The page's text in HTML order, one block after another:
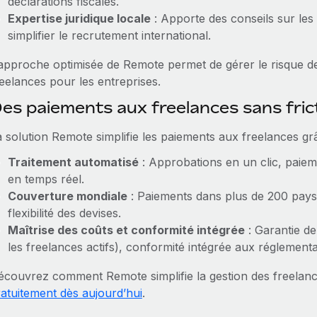
Expertise juridique locale: Apporte des conseils sur
simplifier le recrutement international.
optimisée de Remote permet de gérer le risque
pour les entreprises.
paiements aux freelances sans
solution Remote simplifie les paiements aux freelances
Traitement automatisé: Approbations en un clic,
en temps réel.
Couverture mondiale: Paiements dans plus de 200
flexibilité des devises.
Maîtrise des coûts et conformité intégrée: Garantie
les freelances actifs), conformité intégrée aux
comment Remote simplifie la gestion des
dès aujourd’hui.